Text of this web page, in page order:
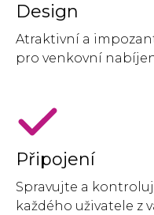
Design
Atraktivní a
pro venkovní
Připojení
Spravujte a
každého uživatele z